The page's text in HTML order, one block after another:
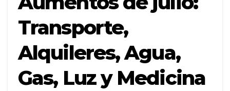
Transporte,
Alquileres, Agua,
Gas, Luz y Medicina